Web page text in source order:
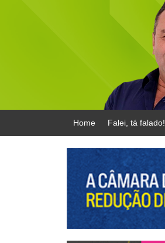
Home Falei, tá falado!